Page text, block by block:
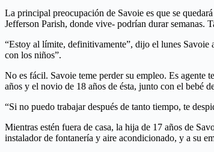
La principal preocupación de Savoie es que se
Jefferson Parish, donde vive- podrían durar semanas.
“Estoy al límite, definitivamente”, dijo el lunes Savoie
con los niños”.
No es fácil. Savoie teme perder su empleo. Es agente
años y el novio de 18 años de ésta, junto con el bebé
“Si no puedo trabajar después de tanto tiempo, te
Mientras estén fuera de casa, la hija de 17 años de
instalador de fontanería y aire acondicionado, y a su